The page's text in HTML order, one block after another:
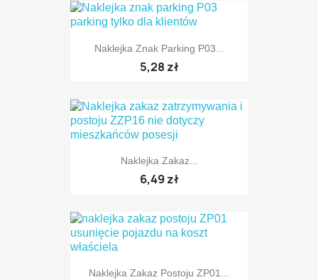
TYLKO ONLINE
Naklejka Znak Parking P03...
5,28 zł
TYLKO ONLINE
Naklejka Zakaz...
6,49 zł
Naklejka Zakaz Postoju ZP01...